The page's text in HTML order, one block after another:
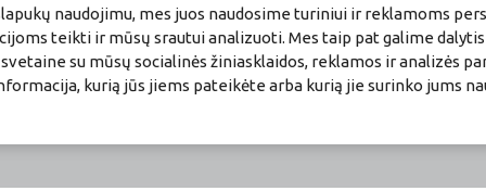
naudojimu, mes juos naudosime turiniui ir reklamoms
teikti ir mūsų srautui analizuoti. Mes taip pat galime
su mūsų socialinės žiniasklaidos, reklamos ir analizės
kurią jūs jiems pateikėte arba kurią jie surinko jums
etanolio
t.y. 598 mg dozėje. Toks dozėje esantis alkoholio kiekis
sudėtyje, nesukelia pastebimo poveikio.